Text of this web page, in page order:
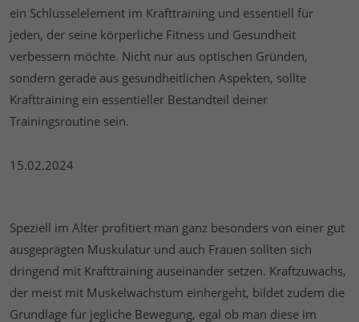
ein Schlüsselelement im Krafttraining und essentiell für
jeden, der seine körperliche Fitness und Gesundheit
verbessern möchte. Nicht nur aus optischen Gründen,
sondern gerade aus gesundheitlichen Aspekten, sollte
Krafttraining ein essentieller Bestandteil deiner
Trainingsroutine sein.
15.02.2024
Speziell im Alter profitiert man ganz besonders von einer gut
ausgeprägten Muskulatur und auch Frauen sollten sich
dringend mit Krafttraining auseinander setzen. Kraftzuwachs,
der meist mit Muskelwachstum einhergeht, bildet zudem die
Grundlage für jegliche Bewegung, egal ob man diese im